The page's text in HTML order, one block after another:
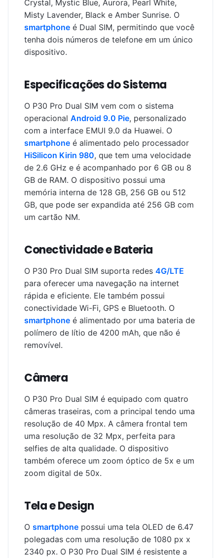
Crystal, Mystic Blue, Aurora, Pearl White,
Misty Lavender, Black e Amber Sunrise. O
smartphone é Dual SIM, permitindo que você
tenha dois números de telefone em um único
dispositivo.
Especificações do Sistema
O P30 Pro Dual SIM vem com o sistema
operacional Android 9.0 Pie, personalizado
com a interface EMUI 9.0 da Huawei. O
smartphone é alimentado pelo processador
HiSilicon Kirin 980, que tem uma velocidade
de 2.6 GHz e é acompanhado por 6 GB ou 8
GB de RAM. O dispositivo possui uma
memória interna de 128 GB, 256 GB ou 512
GB, que pode ser expandida até 256 GB com
um cartão NM.
Conectividade e Bateria
O P30 Pro Dual SIM suporta redes 4G/LTE
para oferecer uma navegação na internet
rápida e eficiente. Ele também possui
conectividade Wi-Fi, GPS e Bluetooth. O
smartphone é alimentado por uma bateria de
polímero de lítio de 4200 mAh, que não é
removível.
Câmera
O P30 Pro Dual SIM é equipado com quatro
câmeras traseiras, com a principal tendo uma
resolução de 40 Mpx. A câmera frontal tem
uma resolução de 32 Mpx, perfeita para
selfies de alta qualidade. O dispositivo
também oferece um zoom óptico de 5x e um
zoom digital de 50x.
Tela e Design
O smartphone possui uma tela OLED de 6.47
polegadas com uma resolução de 1080 px x
2340 px. O P30 Pro Dual SIM é resistente a